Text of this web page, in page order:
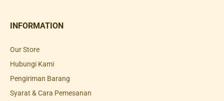
INFORMATION
Our Store
Hubungi Kami
Pengiriman Barang
Syarat & Cara Pemesanan